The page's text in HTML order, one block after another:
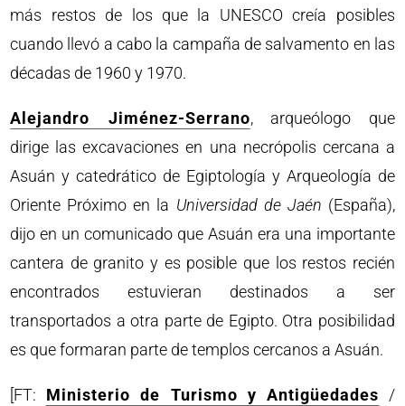
más restos de los que la UNESCO creía posibles
cuando llevó a cabo la campaña de salvamento en las
décadas de 1960 y 1970.
Alejandro Jiménez-Serrano, arqueólogo que
dirige las excavaciones en una necrópolis cercana a
Asuán y catedrático de Egiptología y Arqueología de
Oriente Próximo en la Universidad de Jaén (España),
dijo en un comunicado que Asuán era una importante
cantera de granito y es posible que los restos recién
encontrados estuvieran destinados a ser
transportados a otra parte de Egipto. Otra posibilidad
es que formaran parte de templos cercanos a Asuán.
[FT: Ministerio de Turismo y Antigüedades /